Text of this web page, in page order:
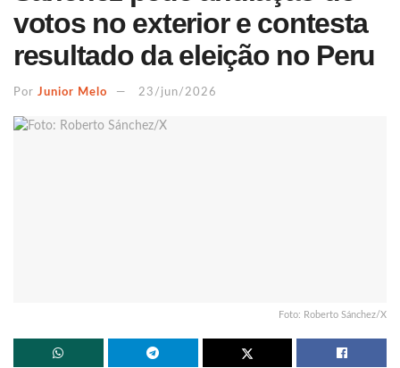
votos no exterior e contesta
resultado da eleição no Peru
Por Junior Melo 23/jun/2026
Foto: Roberto Sánchez/X